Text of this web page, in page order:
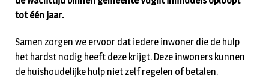
tot één jaar.
Samen zorgen we ervoor dat iedere inwoner die de hulp
het hardst nodig heeft deze krijgt. Deze inwoners kunnen
de huishoudelijke hulp niet zelf regelen of betalen.